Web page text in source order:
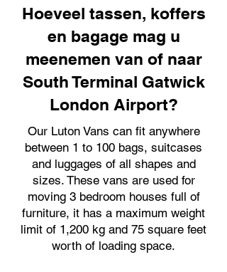
Hoeveel tassen, koffers
en bagage mag u
meenemen van of naar
South Terminal Gatwick
London Airport?
Our Luton Vans can fit anywhere
between 1 to 100 bags, suitcases
and luggages of all shapes and
sizes. These vans are used for
moving 3 bedroom houses full of
furniture, it has a maximum weight
limit of 1,200 kg and 75 square feet
worth of loading space.